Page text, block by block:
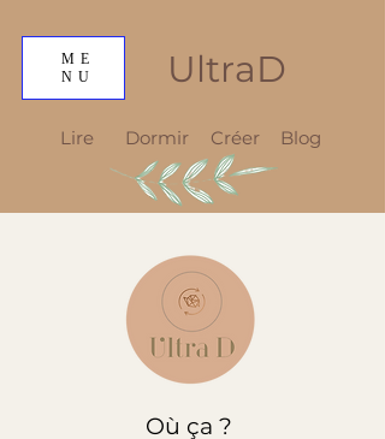
ME
NU
UltraD
Lire Créer
Dormir Blog
Où ça ?